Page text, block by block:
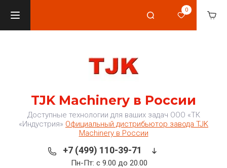
0
TJK Machinery в России
Доступные технологии для ваших задач ООО «ТК
«Индустрия» Официальный дистрибьютор завода TJK
Machinery в России
+7 (499) 110-39-71
Пн-Пт: с 9.00 до 20.00